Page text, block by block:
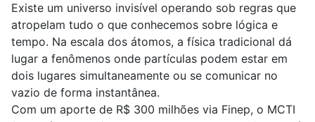
Existe um universo invisível operando sob regras que
atropelam tudo o que conhecemos sobre lógica e
tempo. Na escala dos átomos, a física tradicional dá
lugar a fenômenos onde partículas podem estar em
dois lugares simultaneamente ou se comunicar no
vazio de forma instantânea.
Com um aporte de R$ 300 milhões via Finep, o MCTI